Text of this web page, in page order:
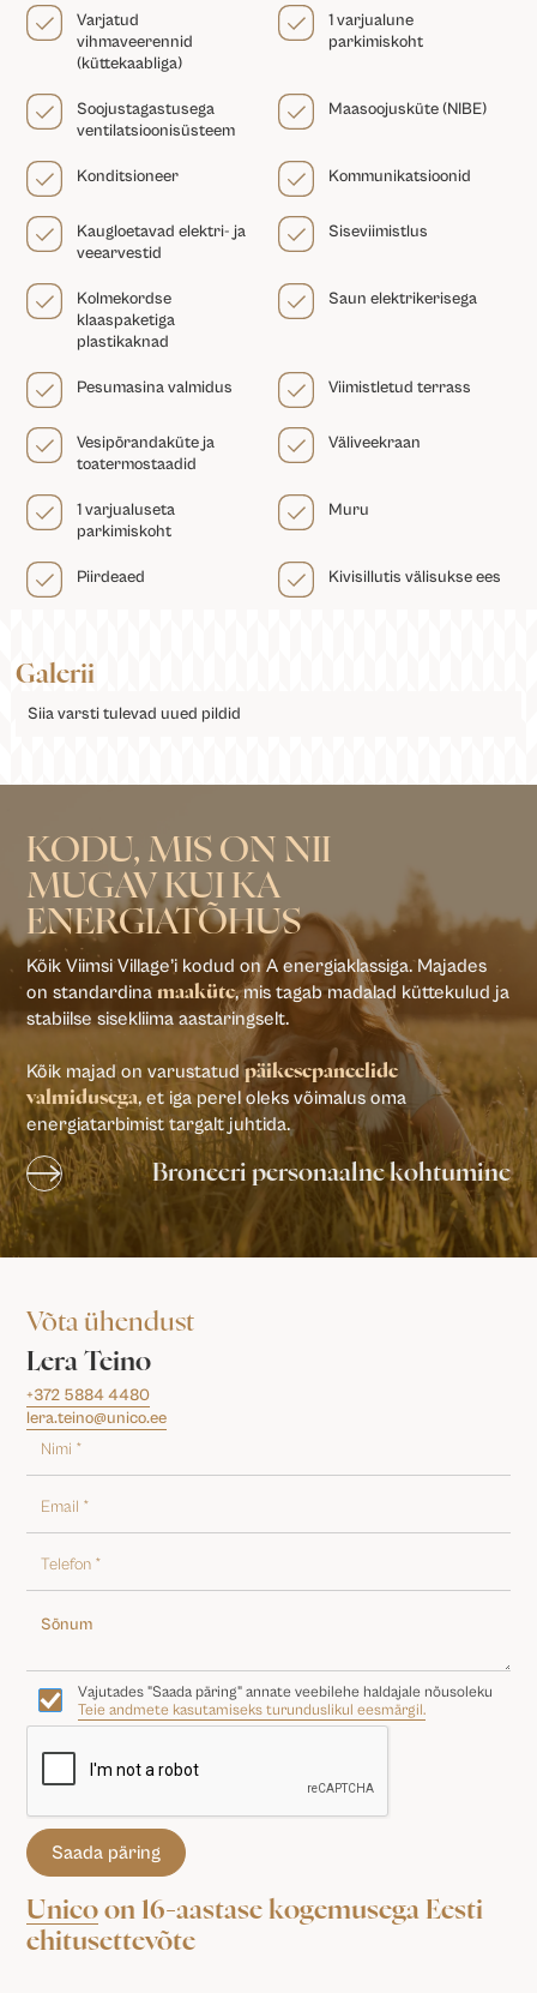
Varjatud
vihmaveerennid
(küttekaabliga)
1 varjualune
parkimiskoht
Soojustagastusega
ventilatsioonisüsteem
Maasoojusküte (NIBE)
Konditsioneer Kommunikatsioonid
Kaugloetavad elektri- ja
veearvestid
Siseviimistlus
Kolmekordse
klaaspaketiga
plastikaknad
Saun elektrikerisega
Pesumasina valmidus Viimistletud terrass
Vesipõrandaküte ja
toatermostaadid
Väliveekraan
1 varjualuseta
parkimiskoht
Muru
Piirdeaed Kivisillutis välisukse ees
Galerii
Siia varsti tulevad uued pildid
KODU, MIS ON NII
MUGAV KUI KA
ENERGIATÕHUS
Kõik Viimsi Village’i kodud on A energiaklassiga. Majades
on standardinamaaküte, mis tagab madalad küttekulud ja
stabiilse sisekliima aastaringselt.
Kõik majad on varustatudpäikesepaneelide
valmidusega, et iga perel oleks võimalus oma
energiatarbimist targalt juhtida.
Broneeri personaalne kohtumine
Unico on 16-aastase kogemusega Eesti
ehitusettevõte
Võta ühendust
Lera Teino
+372 5884 4480
lera.teino@unico.ee
Vajutades "Saada päring" annate veebilehe haldajale nõusoleku
Teie andmete kasutamiseks turunduslikul eesmärgil.